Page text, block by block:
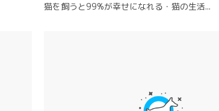
猫を飼うと99%が幸せになれる・猫の生活...